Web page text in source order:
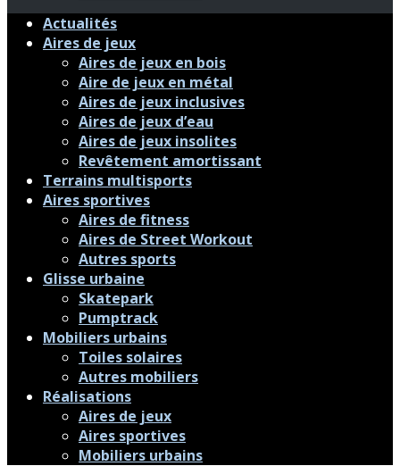
Actualités
Aires de jeux
Aires de jeux en bois
Aire de jeux en métal
Aires de jeux inclusives
Aires de jeux d’eau
Aires de jeux insolites
Revêtement amortissant
Terrains multisports
Aires sportives
Aires de fitness
Aires de Street Workout
Autres sports
Glisse urbaine
Skatepark
Pumptrack
Mobiliers urbains
Toiles solaires
Autres mobiliers
Réalisations
Aires de jeux
Aires sportives
Mobiliers urbains